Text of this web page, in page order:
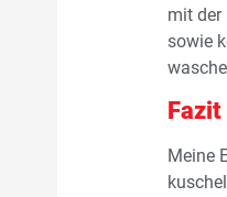
mit der
sowie
Fazit
Meine